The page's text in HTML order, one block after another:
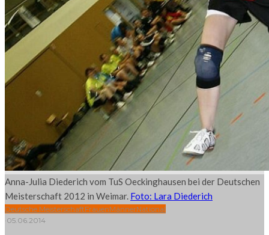
Anna-Julia Diederich vom TuS Oeckinghausen bei der Deutschen
Meisterschaft 2012 in Weimar. Foto: Lara Diederich
Deutsche MeisterschaftFrauenMännerNational
·05.06.2014